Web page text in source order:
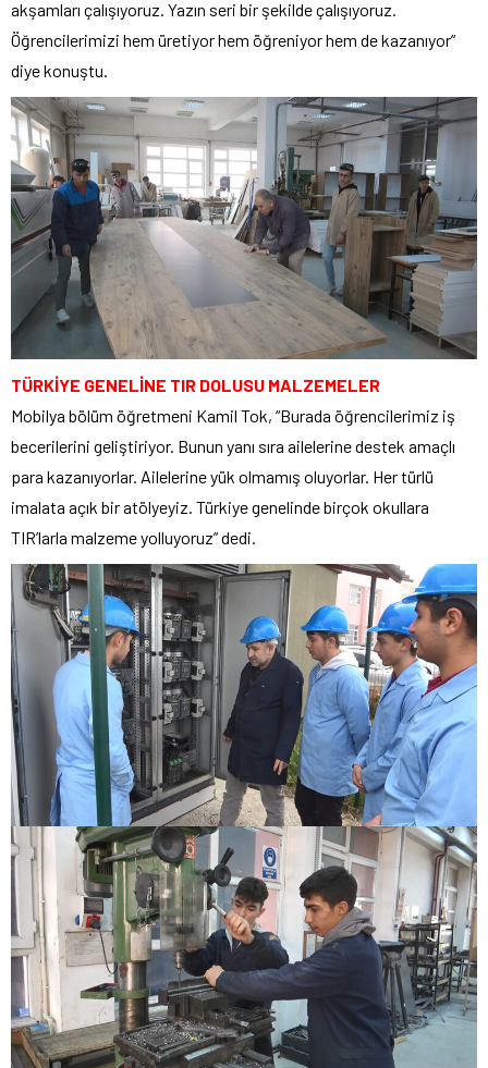
akşamları çalışıyoruz. Yazın seri bir şekilde çalışıyoruz.
Öğrencilerimizi hem üretiyor hem öğreniyor hem de kazanıyor”
diye konuştu.
TÜRKİYE GENELİNE TIR DOLUSU MALZEMELER
Mobilya bölüm öğretmeni Kamil Tok, “Burada öğrencilerimiz iş
becerilerini geliştiriyor. Bunun yanı sıra ailelerine destek amaçlı
para kazanıyorlar. Ailelerine yük olmamış oluyorlar. Her türlü
imalata açık bir atölyeyiz. Türkiye genelinde birçok okullara
TIR’larla malzeme yolluyoruz” dedi.